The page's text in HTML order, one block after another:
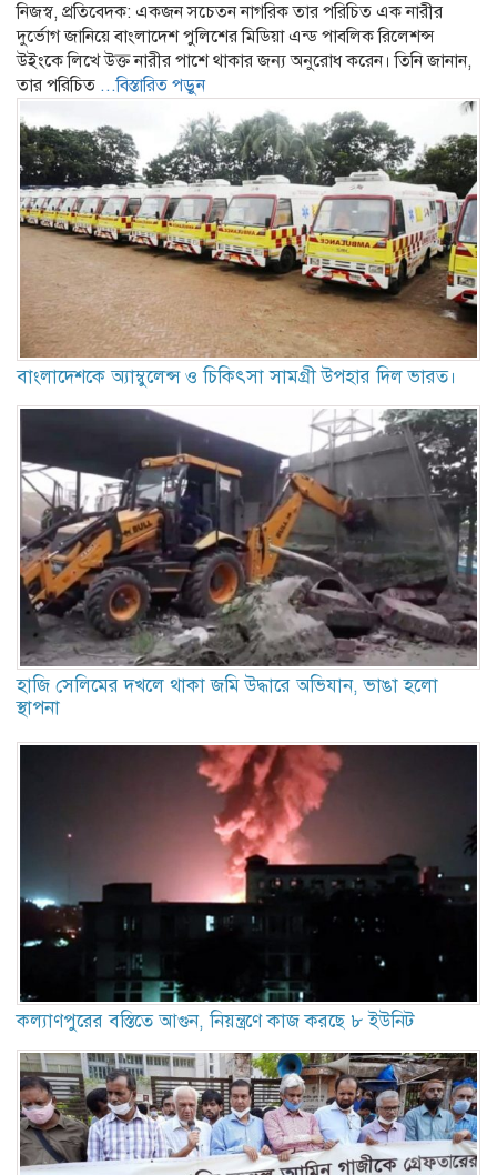
নিজস্ব, প্রতিবেদক: একজন সচেতন নাগরিক তার পরিচিত এক নারীর
দুর্ভোগ জানিয়ে বাংলাদেশ পুলিশের মিডিয়া এন্ড পাবলিক রিলেশন্স
উইংকে লিখে উক্ত নারীর পাশে থাকার জন্য অনুরোধ করেন। তিনি জানান,
তার পরিচিত ...বিস্তারিত পড়ুন
বাংলাদেশকে অ্যাম্বুলেন্স ও চিকিৎসা সামগ্রী উপহার দিল ভারত।
হাজি সেলিমের দখলে থাকা জমি উদ্ধারে অভিযান, ভাঙা হলো
স্থাপনা
কল্যাণপুরের বস্তিতে আগুন, নিয়ন্ত্রণে কাজ করছে ৮ ইউনিট